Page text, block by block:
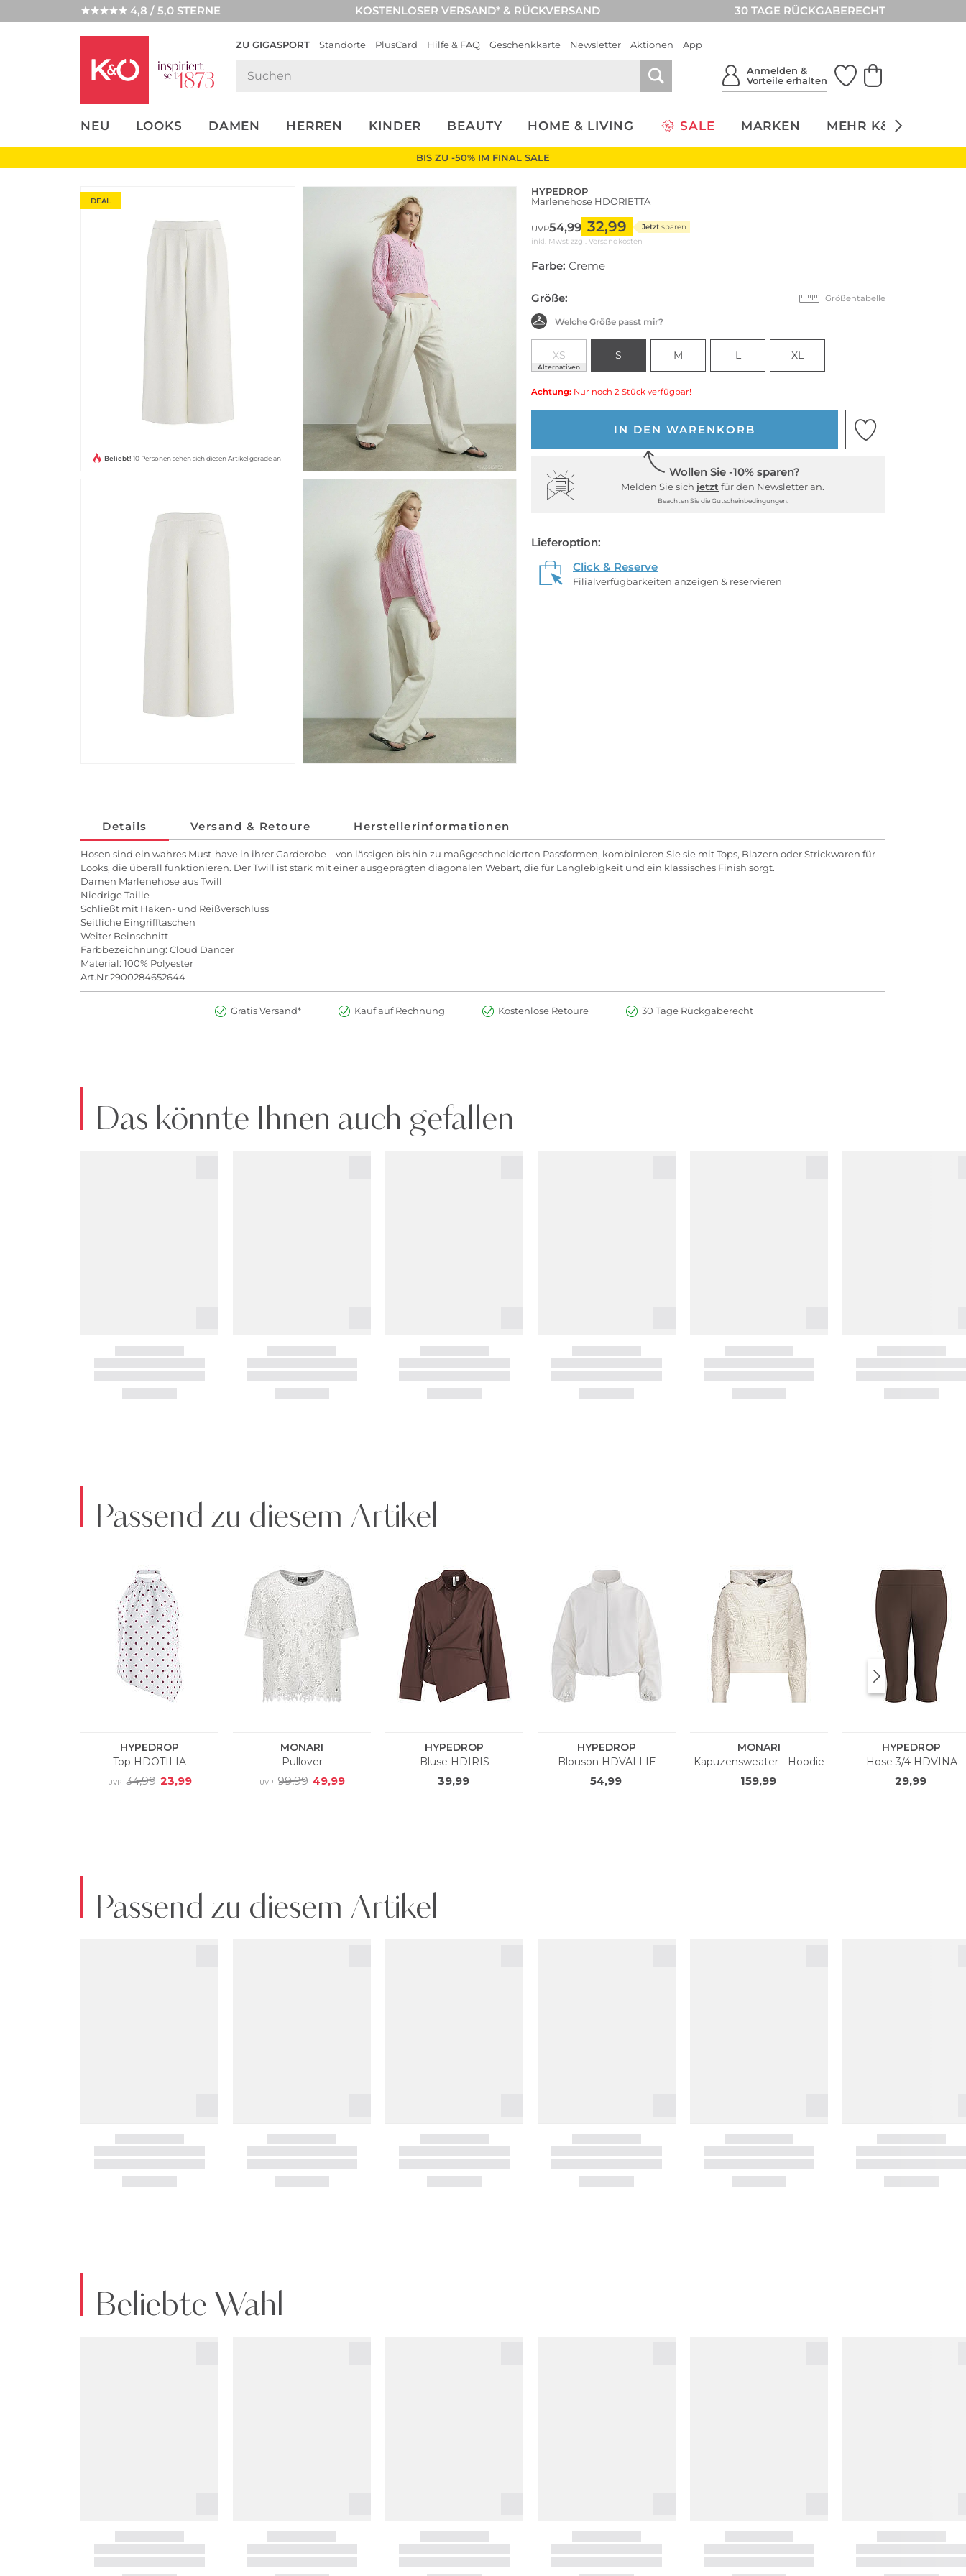
★★★★★ 4,8 / 5,0 STERNE KOSTENLOSER VERSAND* & RÜCKVERSAND 30 TAGE RÜCKGABERECHT
ZU GIGASPORT Standorte PlusCard Hilfe & FAQ Geschenkkarte Newsletter Aktionen App
Anmelden &
Vorteile erhalten
NEU LOOKS DAMEN HERREN KINDER BEAUTY HOME & LIVING SALE MARKEN MEHR K&Ö
UNSERE APP
CLICK &
BIS ZU -50% IM FINAL SALE
DEAL
Beliebt! 10 Personen sehen sich diesen Artikel gerade an
HYPEDROP
Marlenehose HDORIETTA
UVP54,99 32,99 Jetzt sparen
inkl. Mwst zzgl. Versandkosten
Farbe: Creme
Größe: Größentabelle
Welche Größe passt mir?
XS
Alternativen
S M L XL
Achtung: Nur noch 2 Stück verfügbar!
IN DEN WARENKORB
Wollen Sie -10% sparen?
Melden Sie sich jetzt für den Newsletter an.
Beachten Sie die Gutscheinbedingungen.
Lieferoption:
Click & Reserve
Filialverfügbarkeiten anzeigen & reservieren
Details Versand & Retoure Herstellerinformationen
Hosen sind ein wahres Must-have in ihrer Garderobe – von lässigen bis hin zu maßgeschneiderten Passformen, kombinieren Sie sie mit Tops, Blazern oder Strickwaren für
Looks, die überall funktionieren. Der Twill ist stark mit einer ausgeprägten diagonalen Webart, die für Langlebigkeit und ein klassisches Finish sorgt.
Damen Marlenehose aus Twill
Niedrige Taille
Schließt mit Haken- und Reißverschluss
Seitliche Eingrifftaschen
Weiter Beinschnitt
Farbbezeichnung: Cloud Dancer
Material: 100% Polyester
Art.Nr:2900284652644
Gratis Versand* Kauf auf Rechnung Kostenlose Retoure 30 Tage Rückgaberecht
Das könnte Ihnen auch gefallen
Passend zu diesem Artikel
Passend zu diesem Artikel
Beliebte Wahl